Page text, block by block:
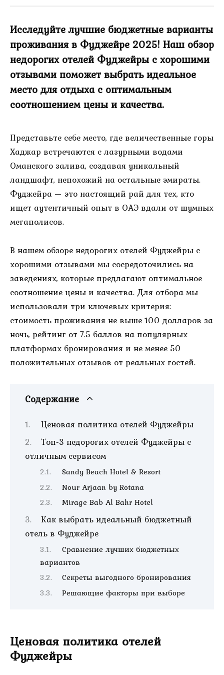
Исследуйте лучшие бюджетные варианты
проживания в Фуджейре 2025! Наш обзор
недорогих отелей Фуджейры с хорошими
отзывами поможет выбрать идеальное
место для отдыха с оптимальным
соотношением цены и качества.
Представьте себе место, где величественные горы
Хаджар встречаются с лазурными водами
Оманского залива, создавая уникальный
ландшафт, непохожий на остальные эмираты.
Фуджейра — это настоящий рай для тех, кто
ищет аутентичный опыт в ОАЭ вдали от шумных
мегаполисов.
В нашем обзоре недорогих отелей Фуджейры с
хорошими отзывами мы сосредоточились на
заведениях, которые предлагают оптимальное
соотношение цены и качества. Для отбора мы
использовали три ключевых критерия:
стоимость проживания не выше 100 долларов за
ночь, рейтинг от 7.5 баллов на популярных
платформах бронирования и не менее 50
положительных отзывов от реальных гостей.
Содержание
Ценовая политика отелей Фуджейры
Топ-3 недорогих отелей Фуджейры с
отличным сервисом
Sandy Beach Hotel & Resort
Nour Arjaan by Rotana
Mirage Bab Al Bahr Hotel
Как выбрать идеальный бюджетный
отель в Фуджейре
Сравнение лучших бюджетных
вариантов
Секреты выгодного бронирования
Решающие факторы при выборе
Ценовая политика отелей
Фуджейры